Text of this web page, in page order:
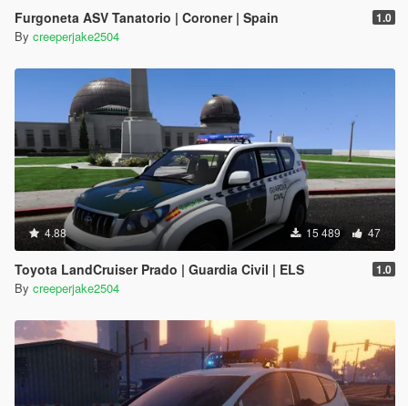
Furgoneta ASV Tanatorio | Coroner | Spain 1.0
By creeperjake2504
4.88 15 489 47
Toyota LandCruiser Prado | Guardia Civil | ELS 1.0
By creeperjake2504